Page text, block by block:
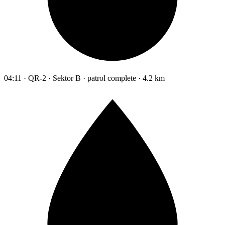
04:11 · QR-2 · Sektor B · patrol complete · 4.2 km